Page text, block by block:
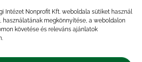
Intézet Nonprofit Kft. weboldala sütiket használ
használatának megkönnyítése, a weboldalon
követése és releváns ajánlatok
című workshopon vett
án Athénban rendezte meg az